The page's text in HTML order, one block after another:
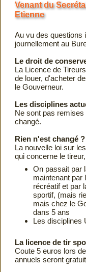
Venant du
Etienne
Au vu des questions
journellement au
Le droit de
La Licence de
de louer, d'acheter
le Gouverneur.
Les disciplines
Ne sont pas
changé.
Rien n'est changé ?
La nouvelle loi sur
qui concerne le
On passait par
maintenant par
récréatif et par
sportif, (mais
mais chez le
dans 5 ans
Les disciplines
La licence de tir
Coute 5 euros lors
annuels seront